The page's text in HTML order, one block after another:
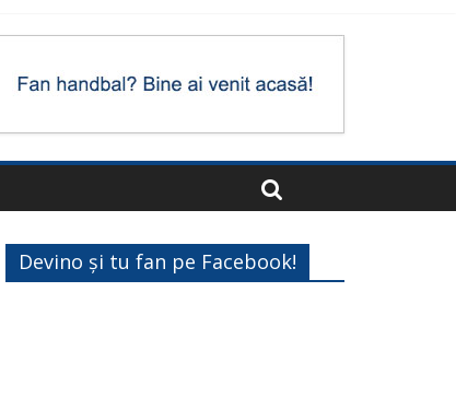
Devino și tu fan pe Facebook!